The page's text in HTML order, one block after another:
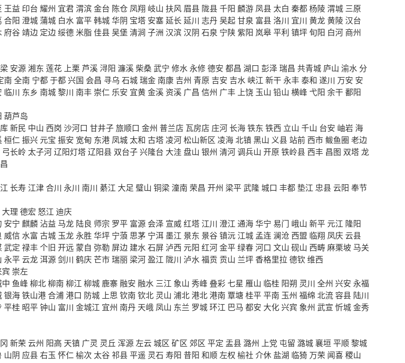
王益 印台 耀州 宜君渭滨金台 陈仓 凤翔 岐山 扶风 眉县 陇县千阳 麟游 凤县 太白 秦都杨陵渭城 三原
合阳 澄城蒲城 白水 富平韩城华阴 宝塔 安塞延长 延川 志丹吴起甘泉 富县洛川 宜川 黄龙黄陵汉台
府谷靖边 定边绥德 米脂佳县吴堡 清涧 子洲 汉滨汉阴 石泉 宁陕紫阳 岚皋平利 镇坪旬阳 白河 商州
安源湘东 莲花 上栗 芦溪 浔阳 濂溪柴桑武宁 修水 永修德安 都昌 湖口 彭泽瑞昌 共青城 庐山 渝水 分
南 全南 宁都于都兴国 会昌 寻乌 石城瑞金 南康 吉州 青原 吉安 吉水 峡江 新干 永丰泰和 遂川 万安 安
临川 东乡 南城黎川 南丰 崇仁 乐安 宜黄金溪 资溪 广昌 信州 广丰 上饶 玉山 铅山 横峰 弋阳 余干鄱阳
葫芦岛
新民 中山 西岗 沙河口 甘井子旅顺口 金州 普兰店 瓦房店 庄河 长海铁东 铁西 立山 千山 台安 岫岩 海
桓仁振兴 元宝 振安 宽甸 东港 凤城 太和 古塔 凌河松山新区 凌海北镇黑山 义县 站前 西市 鲅鱼圈 老边
弓长岭 太子河辽阳灯塔辽阳县 双台子兴隆台 大洼 盘山 银州 清河调兵山 开原 铁岭县 西丰 昌图 双塔龙
长寿 江津合川 永川 南川 綦江 大足 璧山 铜梁潼南 荣昌 开州 梁平武隆城口 丰都 垫江 忠县 云阳 奉节
大理 德宏 怒江 迪庆
安宁 麒麟 沾益 马龙 陆良 师宗 罗平 富源 会泽 宣威红塔 江川 澄江 通海华宁 易门 峨山 新平 元江 隆阳
威信水富 古城 玉龙 永胜 华坪 宁蒗 思茅 宁洱 墨江 景东 景谷镇沅 江城 孟连 澜沧 西盟 临翔 凤庆 云县
武定 禄丰个旧 开远 蒙自 弥勒 屏边 建水石屏 泸西 元阳 红河金平绿春河口 文山 砚山 西畴麻栗坡 马关
永平 云龙 洱源剑川 鹤庆 芒市瑞丽 梁河盈江 陇川 泸水福贡 贡山 兰坪 香格里拉 德钦维西
崇左
鱼峰 柳北柳南 柳江 柳城 鹿寨融安 融水 三江 象山 秀峰 叠彩七星 雁山 临桂 阳朔 灵川 全州 兴安 永福
银海铁山港合浦港口 防城 上思 钦南 钦北 灵山 浦北港北港南 覃塘桂平平南 玉州 福绵 北流 容县 陆川
平桂 昭平钟山 富川 金城江 宜州 南丹 天峨 凤山 东兰 罗城环江 巴马 都安 大化兴宾 象州 武宣 忻城金秀
新荣 云州 阳高 天镇 广灵 灵丘 浑源左云城区 矿区 郊区 平定 盂县潞州 上党 屯留 潞城襄垣平顺黎城
山阴 应县右玉 怀仁榆次 太谷祁县平遥 灵石 寿阳 昔阳 和顺左权 榆社 介休 盐湖 临猗 万荣 闻喜稷山